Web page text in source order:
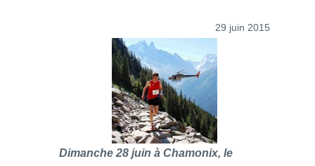
29 juin 2015
Dimanche 28 juin à Chamonix, le